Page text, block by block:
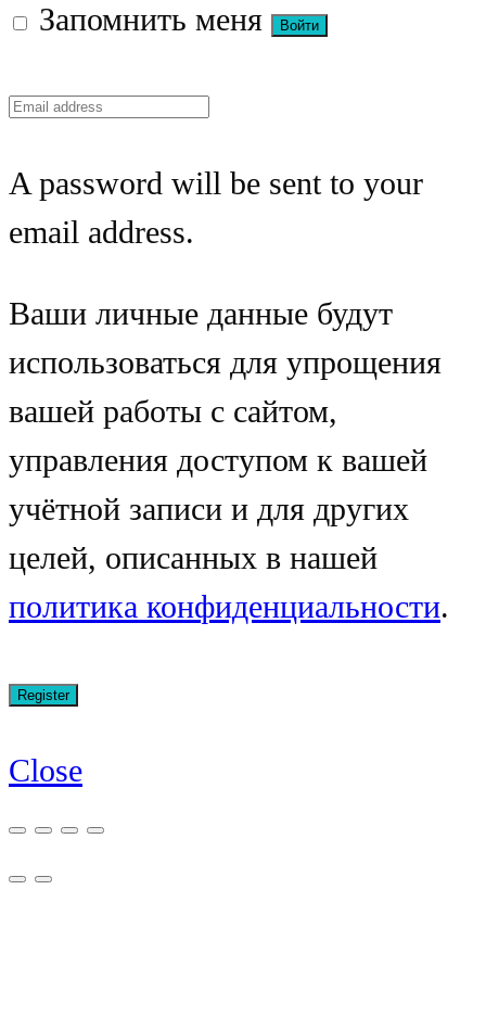
Запомнить меня
A password will be sent to your
email address.
Ваши личные данные будут
использоваться для упрощения
вашей работы с сайтом,
управления доступом к вашей
учётной записи и для других
целей, описанных в нашей
политика конфиденциальности.
Close